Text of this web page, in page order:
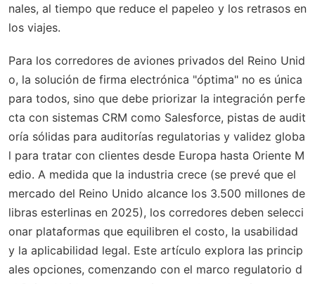
nales, al tiempo que reduce el papeleo y los retrasos en
los viajes.
Para los corredores de aviones privados del Reino Unid
o, la solución de firma electrónica "óptima" no es única
para todos, sino que debe priorizar la integración perfe
cta con sistemas CRM como Salesforce, pistas de audit
oría sólidas para auditorías regulatorias y validez globa
l para tratar con clientes desde Europa hasta Oriente M
edio. A medida que la industria crece (se prevé que el
mercado del Reino Unido alcance los 3.500 millones de
libras esterlinas en 2025), los corredores deben selecci
onar plataformas que equilibren el costo, la usabilidad
y la aplicabilidad legal. Este artículo explora las princip
ales opciones, comenzando con el marco regulatorio d